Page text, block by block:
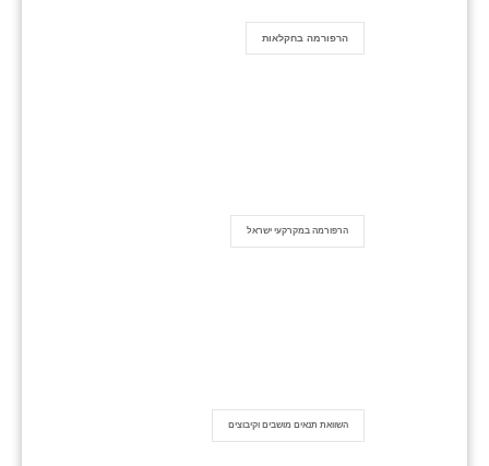
הרפורמה בחקלאות
הרפורמה במקרקעי ישראל
השוואת תנאים מושבים וקיבוצים